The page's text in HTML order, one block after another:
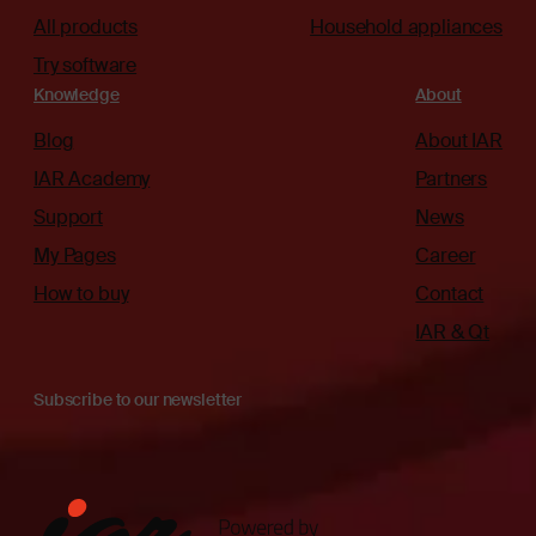
All products
Try software
Household appliances
Knowledge
Blog
IAR Academy
Support
My Pages
How to buy
About
About IAR
Partners
News
Career
Contact
IAR & Qt
Subscribe to our newsletter